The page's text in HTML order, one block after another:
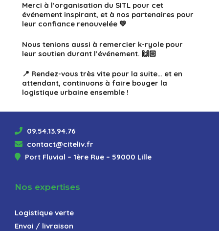
Merci à l’organisation du SITL pour cet
événement inspirant, et à nos partenaires pour
leur confiance renouvelée 💚
Nous tenions aussi à remercier k-ryole pour
leur soutien durant l’événement. 🙌🏻
📍 Rendez-vous très vite pour la suite… et en
attendant, continuons à faire bouger la
logistique urbaine ensemble !
09.54.13.94.76
contact@citeliv.fr
Port Fluvial – 1ère Rue – 59000 Lille
Nos expertises
Logistique verte
Envoi / livraison